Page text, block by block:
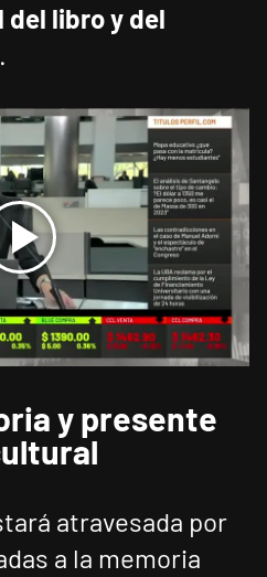
libro y del
y presente
atravesada por
a la memoria